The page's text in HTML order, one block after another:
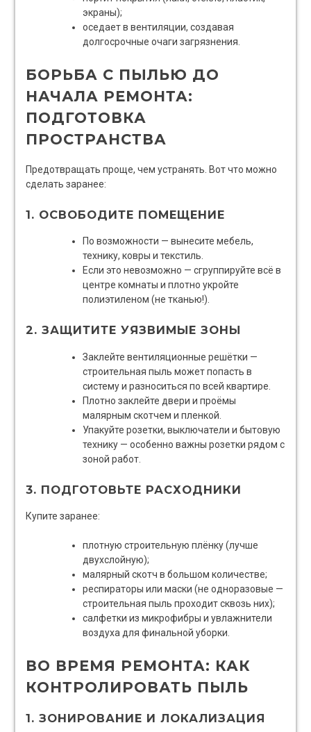
экраны);
оседает в вентиляции, создавая
долгосрочные очаги загрязнения.
БОРЬБА С ПЫЛЬЮ ДО
НАЧАЛА РЕМОНТА:
ПОДГОТОВКА
ПРОСТРАНСТВА
Предотвращать проще, чем устранять. Вот что можно
сделать заранее:
1. ОСВОБОДИТЕ ПОМЕЩЕНИЕ
По возможности — вынесите мебель,
технику, ковры и текстиль.
Если это невозможно — сгруппируйте всё в
центре комнаты и плотно укройте
полиэтиленом (не тканью!).
2. ЗАЩИТИТЕ УЯЗВИМЫЕ ЗОНЫ
Заклейте вентиляционные решётки —
строительная пыль может попасть в
систему и разноситься по всей квартире.
Плотно заклейте двери и проёмы
малярным скотчем и пленкой.
Упакуйте розетки, выключатели и бытовую
технику — особенно важны розетки рядом с
зоной работ.
3. ПОДГОТОВЬТЕ РАСХОДНИКИ
Купите заранее:
плотную строительную плёнку (лучше
двухслойную);
малярный скотч в большом количестве;
респираторы или маски (не одноразовые —
строительная пыль проходит сквозь них);
салфетки из микрофибры и увлажнители
воздуха для финальной уборки.
ВО ВРЕМЯ РЕМОНТА: КАК
КОНТРОЛИРОВАТЬ ПЫЛЬ
1. ЗОНИРОВАНИЕ И ЛОКАЛИЗАЦИЯ